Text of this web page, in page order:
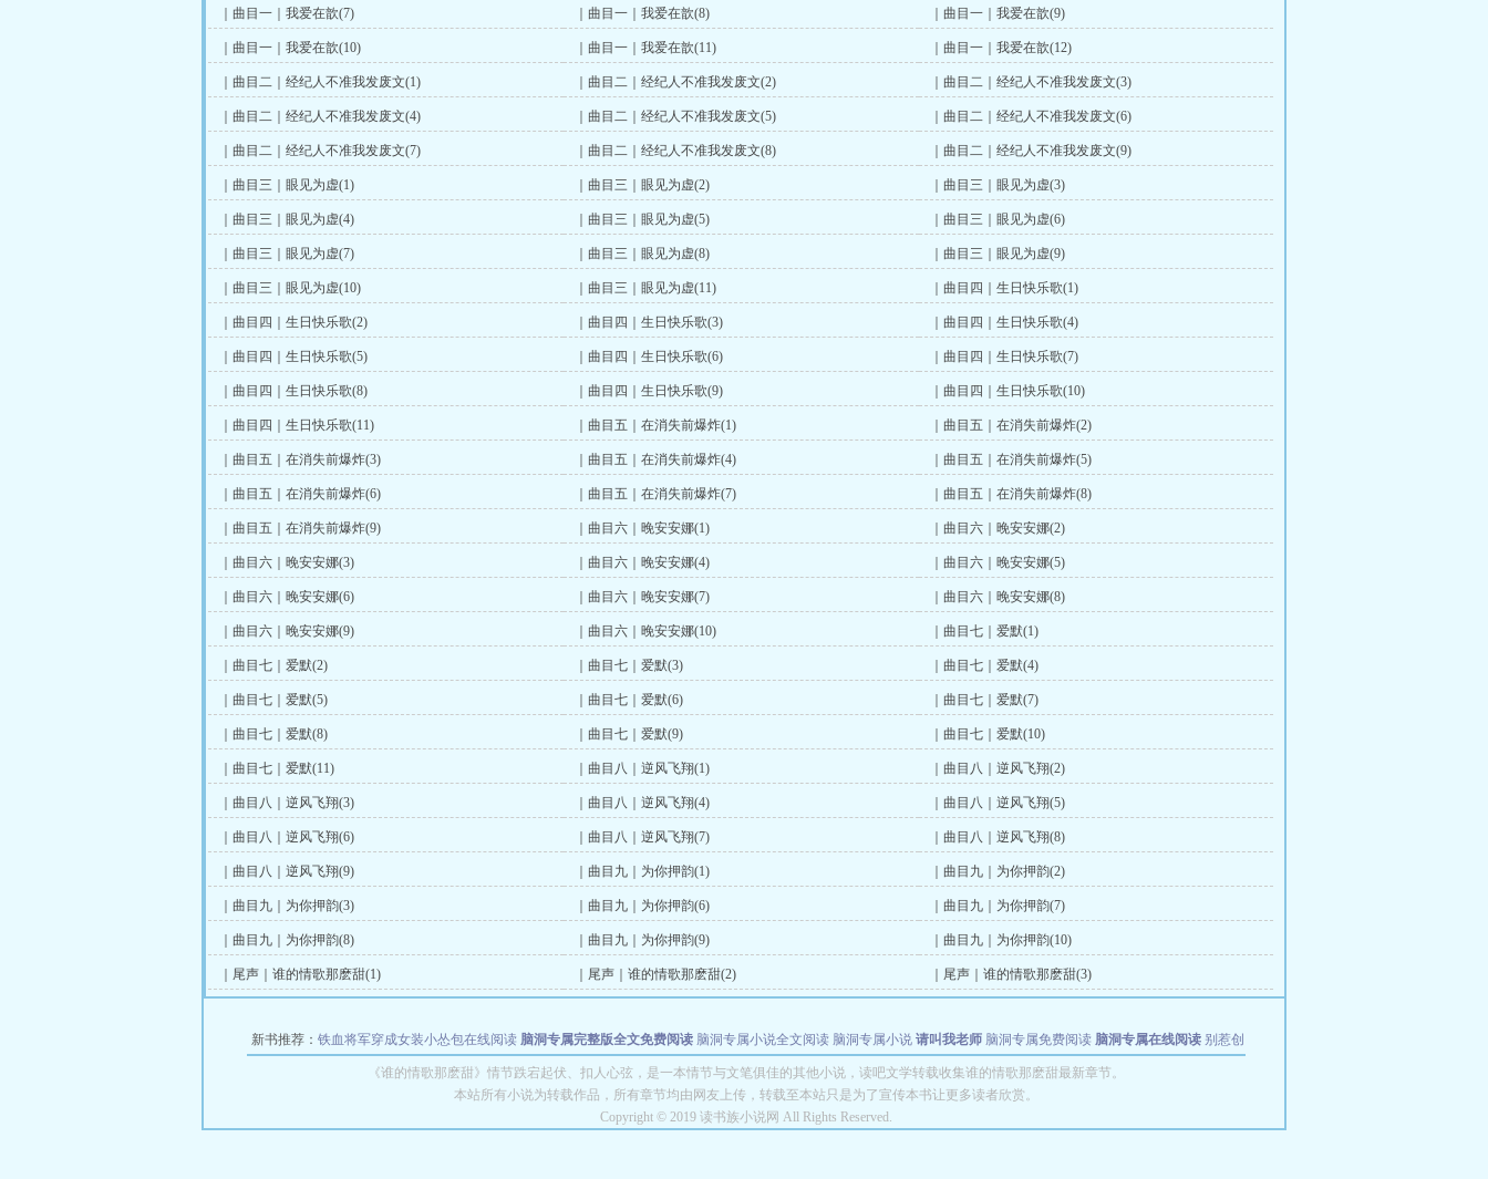
｜曲目一｜我爱在歆(7) ｜曲目一｜我爱在歆(8) ｜曲目一｜我爱在歆(9)
｜曲目一｜我爱在歆(10) ｜曲目一｜我爱在歆(11) ｜曲目一｜我爱在歆(12)
｜曲目二｜经纪人不准我发废文(1) ｜曲目二｜经纪人不准我发废文(2) ｜曲目二｜经纪人不准我发废文(3)
｜曲目二｜经纪人不准我发废文(4) ｜曲目二｜经纪人不准我发废文(5) ｜曲目二｜经纪人不准我发废文(6)
｜曲目二｜经纪人不准我发废文(7) ｜曲目二｜经纪人不准我发废文(8) ｜曲目二｜经纪人不准我发废文(9)
｜曲目三｜眼见为虚(1) ｜曲目三｜眼见为虚(2) ｜曲目三｜眼见为虚(3)
｜曲目三｜眼见为虚(4) ｜曲目三｜眼见为虚(5) ｜曲目三｜眼见为虚(6)
｜曲目三｜眼见为虚(7) ｜曲目三｜眼见为虚(8) ｜曲目三｜眼见为虚(9)
｜曲目三｜眼见为虚(10) ｜曲目三｜眼见为虚(11) ｜曲目四｜生日快乐歌(1)
｜曲目四｜生日快乐歌(2) ｜曲目四｜生日快乐歌(3) ｜曲目四｜生日快乐歌(4)
｜曲目四｜生日快乐歌(5) ｜曲目四｜生日快乐歌(6) ｜曲目四｜生日快乐歌(7)
｜曲目四｜生日快乐歌(8) ｜曲目四｜生日快乐歌(9) ｜曲目四｜生日快乐歌(10)
｜曲目四｜生日快乐歌(11) ｜曲目五｜在消失前爆炸(1) ｜曲目五｜在消失前爆炸(2)
｜曲目五｜在消失前爆炸(3) ｜曲目五｜在消失前爆炸(4) ｜曲目五｜在消失前爆炸(5)
｜曲目五｜在消失前爆炸(6) ｜曲目五｜在消失前爆炸(7) ｜曲目五｜在消失前爆炸(8)
｜曲目五｜在消失前爆炸(9) ｜曲目六｜晚安安娜(1) ｜曲目六｜晚安安娜(2)
｜曲目六｜晚安安娜(3) ｜曲目六｜晚安安娜(4) ｜曲目六｜晚安安娜(5)
｜曲目六｜晚安安娜(6) ｜曲目六｜晚安安娜(7) ｜曲目六｜晚安安娜(8)
｜曲目六｜晚安安娜(9) ｜曲目六｜晚安安娜(10) ｜曲目七｜爱默(1)
｜曲目七｜爱默(2) ｜曲目七｜爱默(3) ｜曲目七｜爱默(4)
｜曲目七｜爱默(5) ｜曲目七｜爱默(6) ｜曲目七｜爱默(7)
｜曲目七｜爱默(8) ｜曲目七｜爱默(9) ｜曲目七｜爱默(10)
｜曲目七｜爱默(11) ｜曲目八｜逆风飞翔(1) ｜曲目八｜逆风飞翔(2)
｜曲目八｜逆风飞翔(3) ｜曲目八｜逆风飞翔(4) ｜曲目八｜逆风飞翔(5)
｜曲目八｜逆风飞翔(6) ｜曲目八｜逆风飞翔(7) ｜曲目八｜逆风飞翔(8)
｜曲目八｜逆风飞翔(9) ｜曲目九｜为你押韵(1) ｜曲目九｜为你押韵(2)
｜曲目九｜为你押韵(3) ｜曲目九｜为你押韵(6) ｜曲目九｜为你押韵(7)
｜曲目九｜为你押韵(8) ｜曲目九｜为你押韵(9) ｜曲目九｜为你押韵(10)
｜尾声｜谁的情歌那麽甜(1) ｜尾声｜谁的情歌那麽甜(2) ｜尾声｜谁的情歌那麽甜(3)
新书推荐： 铁血将军穿成女装小怂包在线阅读 脑洞专属完整版全文免费阅读 脑洞专属小说全文阅读 脑洞专属小说 请叫我老师 脑洞专属免费阅读 脑洞专属在线阅读 别惹创
世者
穿书第一天就结婚小说全文阅读
《谁的情歌那麽甜》情节跌宕起伏、扣人心弦，是一本情节与文笔俱佳的其他小说，读吧文学转载收集谁的情歌那麽甜最新章节。
本站所有小说为转载作品，所有章节均由网友上传，转载至本站只是为了宣传本书让更多读者欣赏。
Copyright © 2019 读书族小说网 All Rights Reserved.